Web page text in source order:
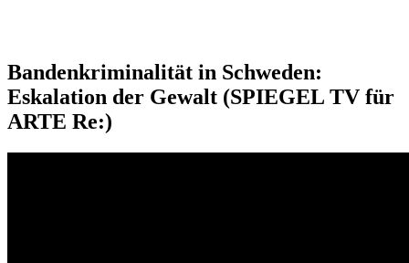
Bandenkriminalität in Schweden:
Eskalation der Gewalt (SPIEGEL TV für
ARTE Re:)